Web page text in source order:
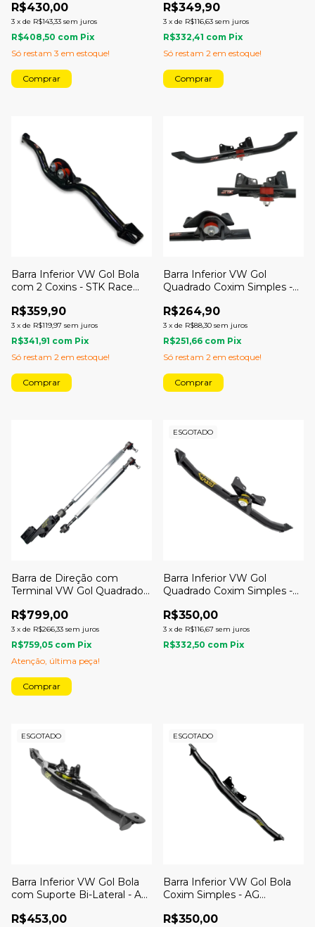
Racing
R$430,00
3 x de R$143,33 sem juros
R$408,50 com Pix
Só restam 3 em estoque!
R$349,90
3 x de R$116,63 sem juros
R$332,41 com Pix
Só restam 2 em estoque!
Barra Inferior VW Gol Bola
com 2 Coxins - STK Race
R$359,90
3 x de R$119,97 sem juros
R$341,91 com Pix
Só restam 2 em estoque!
Barra Inferior VW Gol
Quadrado Coxim Simples -
R$264,90
3 x de R$88,30 sem juros
R$251,66 com Pix
Só restam 2 em estoque!
Barra de Direção com
Terminal VW Gol Quadrado
Componentes Racing
R$799,00
3 x de R$266,33 sem juros
R$759,05 com Pix
Atenção, última peça!
Comprar
ESGOTADO
Barra Inferior VW Gol
Quadrado Coxim Simples -
R$350,00
3 x de R$116,67 sem juros
R$332,50 com Pix
ESGOTADO
Barra Inferior VW Gol Bola
com Suporte Bi-Lateral - AG
R$453,00
ESGOTADO
Barra Inferior VW Gol Bola
Coxim Simples - AG
R$350,00